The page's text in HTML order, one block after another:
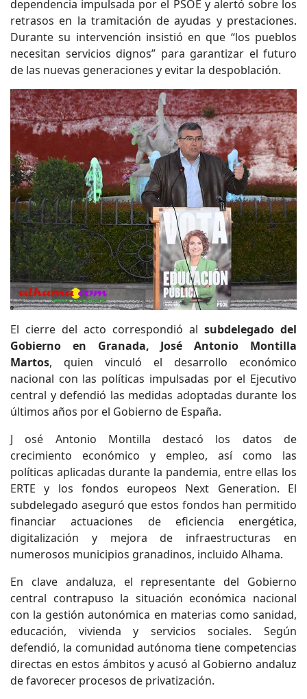
dependencia impulsada por el PSOE y alertó sobre los
retrasos en la tramitación de ayudas y prestaciones.
Durante su intervención insistió en que “los pueblos
necesitan servicios dignos” para garantizar el futuro
de las nuevas generaciones y evitar la despoblación.
El cierre del acto correspondió al subdelegado del
Gobierno en Granada, José Antonio Montilla
Martos, quien vinculó el desarrollo económico
nacional con las políticas impulsadas por el Ejecutivo
central y defendió las medidas adoptadas durante los
últimos años por el Gobierno de España.
J osé Antonio Montilla destacó los datos de
crecimiento económico y empleo, así como las
políticas aplicadas durante la pandemia, entre ellas los
ERTE y los fondos europeos Next Generation. El
subdelegado aseguró que estos fondos han permitido
financiar actuaciones de eficiencia energética,
digitalización y mejora de infraestructuras en
numerosos municipios granadinos, incluido Alhama.
En clave andaluza, el representante del Gobierno
central contrapuso la situación económica nacional
con la gestión autonómica en materias como sanidad,
educación, vivienda y servicios sociales. Según
defendió, la comunidad autónoma tiene competencias
directas en estos ámbitos y acusó al Gobierno andaluz
de favorecer procesos de privatización.